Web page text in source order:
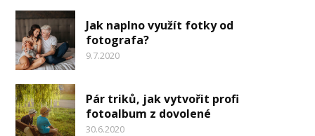
Jak naplno využít fotky od
fotografa?
9.7.2020
Pár triků, jak vytvořit profi
fotoalbum z dovolené
30.6.2020